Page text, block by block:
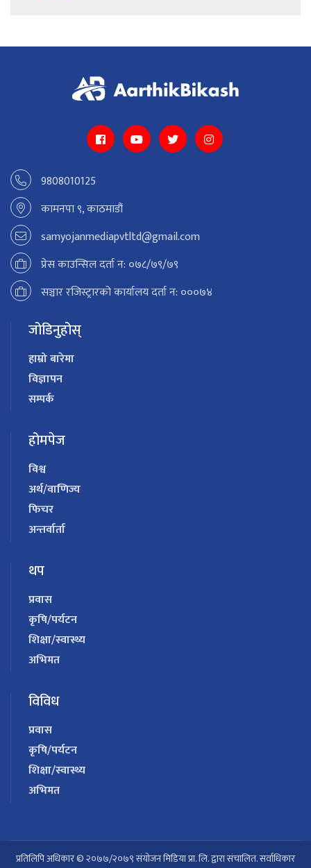
9808010125
कामनपा ९, काठमाडौं
samyojanmediapvtltd@gmail.com
प्रेस काउन्सिल दर्ता न: ०७८/७९/७९
सञ्चार रजिस्ट्रारको कार्यालय दर्ता न: ०००७४
जोडिनुहोस्
हाम्रो बारेमा
विज्ञापन
सम्पर्क
होमपेज
विश्व
अर्थ/वाणिज्य
फिचर
अन्तर्वार्ता
थप
प्रवास
कृषि/पर्यटन
शिक्षा/स्वास्थ्य
अभिमत
विविध
प्रवास
कृषि/पर्यटन
शिक्षा/स्वास्थ्य
अभिमत
प्रतिलिपि अधिकार © २०७७/२०७९ संयोजन मिडिया प्रा. लि. द्वारा संचालित. सर्वाधिकार